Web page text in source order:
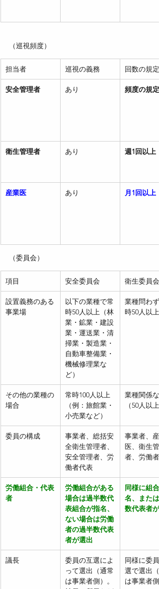
（巡視頻度）
担当者 巡視の義務 回数の規定
安全管理者 あり 頻度の規定
衛生管理者 あり 週1回以上
産業医 あり 月1回以上
（委員会）
項目 安全委員会 衛生委員会
設置義務のある
事業場
以下の業種で常
時50人以上（林
業・鉱業・建設
業・運送業・清
掃業・製造業・
自動車整備業・
機械修理業な
ど）
業種問わず
時50人以上
その他の業種の
場合
常時100人以上
（例：旅館業・
小売業など）
業種関係な
（50人以上
委員の構成
事業者、総括安
全衛生管理者、
安全管理者、労
働者代表
事業者、産
医、衛生管
者、労働者
労働組合・代表
者
労働組合がある
場合は過半数代
表組合が指名、
ない場合は労働
者の過半数代表
者が選出
同様に組合
名、または
数代表者が
議長
委員の互選によ
って選出（通常
は事業者側）。
同様に委員
選で選出（
は事業者側